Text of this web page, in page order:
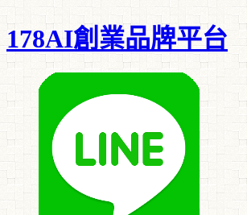
178AI創業品牌平台